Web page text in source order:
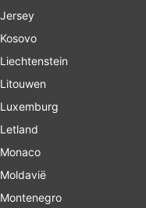
Jersey
Kosovo
Liechtenstein
Litouwen
Luxemburg
Letland
Monaco
Moldavië
Montenegro